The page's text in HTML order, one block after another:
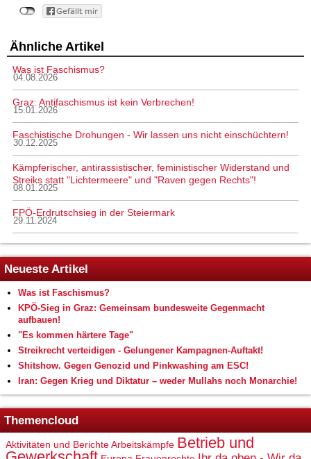
Ähnliche Artikel
Was ist Faschismus?
04.08.2026
Graz: Antifaschismus ist kein Verbrechen!
15.01.2026
Faschistische Drohungen - Wir lassen uns nicht einschüchtern!
30.12.2025
Kämpferischer, antirassistischer, feministischer Widerstand und
Streiks statt "Lichtermeere" und "Raven gegen Rechts"!
08.01.2025
FPÖ-Erdrutschsieg in der Steiermark
29.11.2024
Neueste Artikel
Was ist Faschismus?
KPÖ-Sieg in Graz: Gemeinsam bundesweite Gegenmacht
aufbauen!
"Es kommen härtere Tage"
Streikrecht verteidigen - Gelungener Kampagnen-Auftakt!
Shitshow. Gegen Genozid und Pinkwashing am ESC!
Iran: Gegen Krieg und Diktatur – weder Mullahs noch Monarchie!
Themencloud
Aktivitäten und BerichteArbeitskämpfe Betrieb und